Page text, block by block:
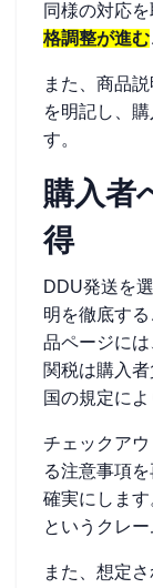
同様の対応を
格調整が進む
また、商品
を明記し、
す。
購入者
得
DDU発送を
明を徹底す
品ページには
関税は購入
国の規定に
チェックア
る注意事項
確実にします
というクレ
また、想定